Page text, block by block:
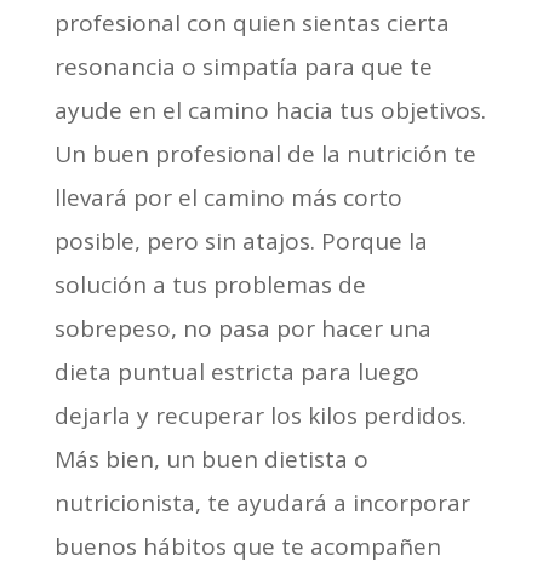
profesional con quien sientas cierta
resonancia o simpatía para que te
ayude en el camino hacia tus objetivos.
Un buen profesional de la nutrición te
llevará por el camino más corto
posible, pero sin atajos. Porque la
solución a tus problemas de
sobrepeso, no pasa por hacer una
dieta puntual estricta para luego
dejarla y recuperar los kilos perdidos.
Más bien, un buen dietista o
nutricionista, te ayudará a incorporar
buenos hábitos que te acompañen